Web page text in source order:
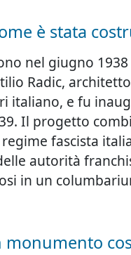
è stata
nel giugno
Radic,
italiano, e fu
Il progetto
fascista
autorità
in un
monumento